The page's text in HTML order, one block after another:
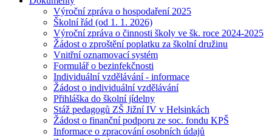
Výroční zpráva o hospodaření 2025
Školní řád (od 1. 1. 2026)
Výroční zpráva o činnosti školy ve šk. roce 2024-2025
Žádost o zproštění poplatku za školní družinu
Vnitřní oznamovací systém
Formulář o bezinfekčnosti
Individuální vzdělávání - informace
Žádost o individuální vzdělávání
Přihláška do školní jídelny
Stáž pedagogů ZŠ Jižní IV v Helsinkách
Žádost o finanční podporu ze soc. fondu KPŠ
Informace o zpracování osobních údajů